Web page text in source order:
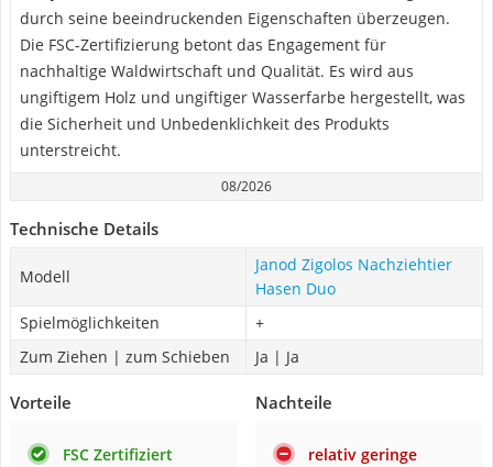
durch seine beeindruckenden Eigenschaften überzeugen.
Die FSC-Zertifizierung betont das Engagement für
nachhaltige Waldwirtschaft und Qualität. Es wird aus
ungiftigem Holz und ungiftiger Wasserfarbe hergestellt, was
die Sicherheit und Unbedenklichkeit des Produkts
unterstreicht.
08/2026
Technische Details
Modell
Janod Zigolos Nachziehtier
Hasen Duo
Spielmöglichkeiten
+
Zum Ziehen | zum Schieben
Ja | Ja
Vorteile
FSC Zertifiziert
Nachteile
relativ geringe